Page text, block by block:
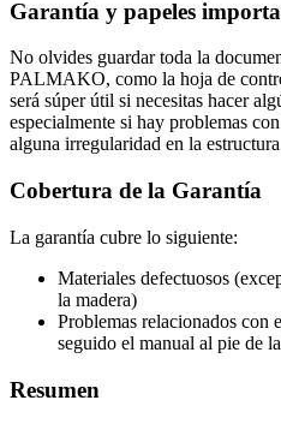
Garantía y papeles
No olvides guardar toda la
PALMAKO, como la hoja de
será súper útil si necesitas hacer
especialmente si hay problemas
alguna irregularidad en la
Cobertura de la Garantía
La garantía cubre lo siguiente:
Materiales defectuosos
la madera)
Problemas relacionados con
seguido el manual al pie de
Resumen